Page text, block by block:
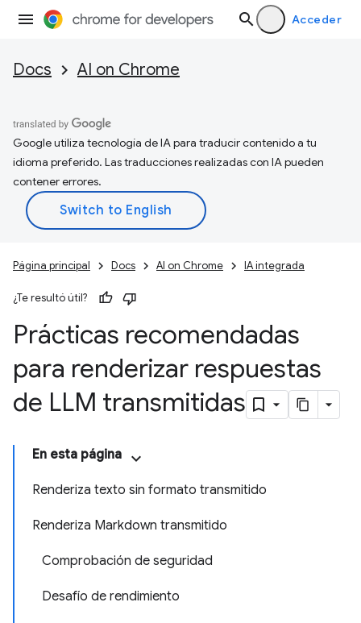
Acceder
Docs AI on Chrome
Google utiliza tecnología de IA para traducir contenido a tu
idioma preferido. Las traducciones realizadas con IA pueden
contener errores.
Página principal Docs AI on Chrome IA integrada
¿Te resultó útil?
Prácticas recomendadas
para renderizar respuestas
de LLM transmitidas
En esta página
Renderiza texto sin formato transmitido
Renderiza Markdown transmitido
Comprobación de seguridad
Desafío de rendimiento